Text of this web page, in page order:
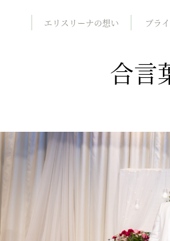
エリスリーナの想い ブラ
合言